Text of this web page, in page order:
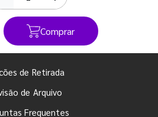
Comprar
de Retirada
de Arquivo
Frequentes